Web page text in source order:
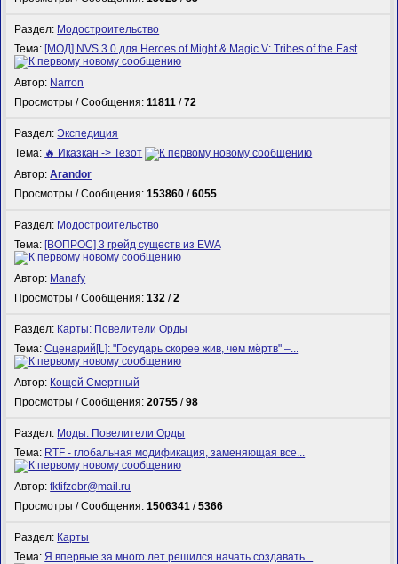
Раздел: Модостроительство
Тема: [МОД] NVS 3.0 для Heroes of Might & Magic V: Tribes of the East
Автор: Narron
Просмотры / Сообщения:11811 /72
Раздел:Экспедиция
Тема: 🔥 Иказкан -> Тезот
Автор:Arandor
Просмотры / Сообщения:153860 /6055
Раздел: Модостроительство
Тема: [ВОПРОС] 3 грейд существ из EWA
Автор: Manafy
Просмотры / Сообщения:132 /2
Раздел: Карты: Повелители Орды
Тема:Сценарий[L]: "Государь скорее жив, чем мёртв" –...
Автор: Кощей Смертный
Просмотры / Сообщения:20755 /98
Раздел: Моды: Повелители Орды
Тема: RTF - глобальная модификация, заменяющая все...
Автор:fktifzobr@mail.ru
Просмотры / Сообщения:1506341 /5366
Раздел: Карты
Тема:Я впервые за много лет решился начать создавать...